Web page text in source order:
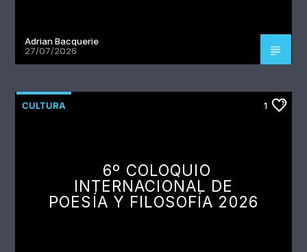
Adrian Bacquerie
27/07/2026
CULTURA 1
6º COLOQUIO
INTERNACIONAL DE
POESÍA Y FILOSOFÍA 2026